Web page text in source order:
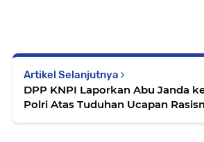
Artikel Selanjutnya
DPP KNPI Laporkan Abu Janda
Polri Atas Tuduhan Ucapan